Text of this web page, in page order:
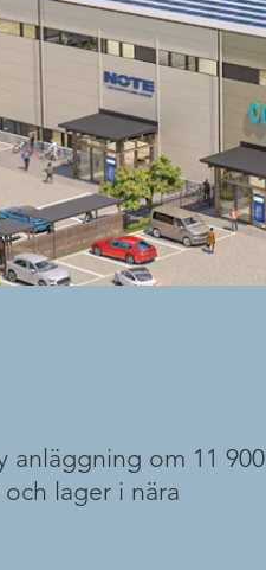
anläggning om 11 900
lager i nära